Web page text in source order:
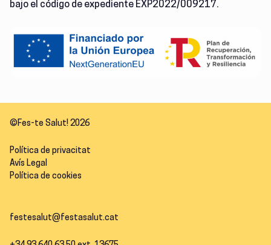
bajo el código de expediente EXP2022/009217.
©Fes-te Salut! 2026
Política de privacitat
Avís Legal
Política de cookies
festesalut@festasalut.cat